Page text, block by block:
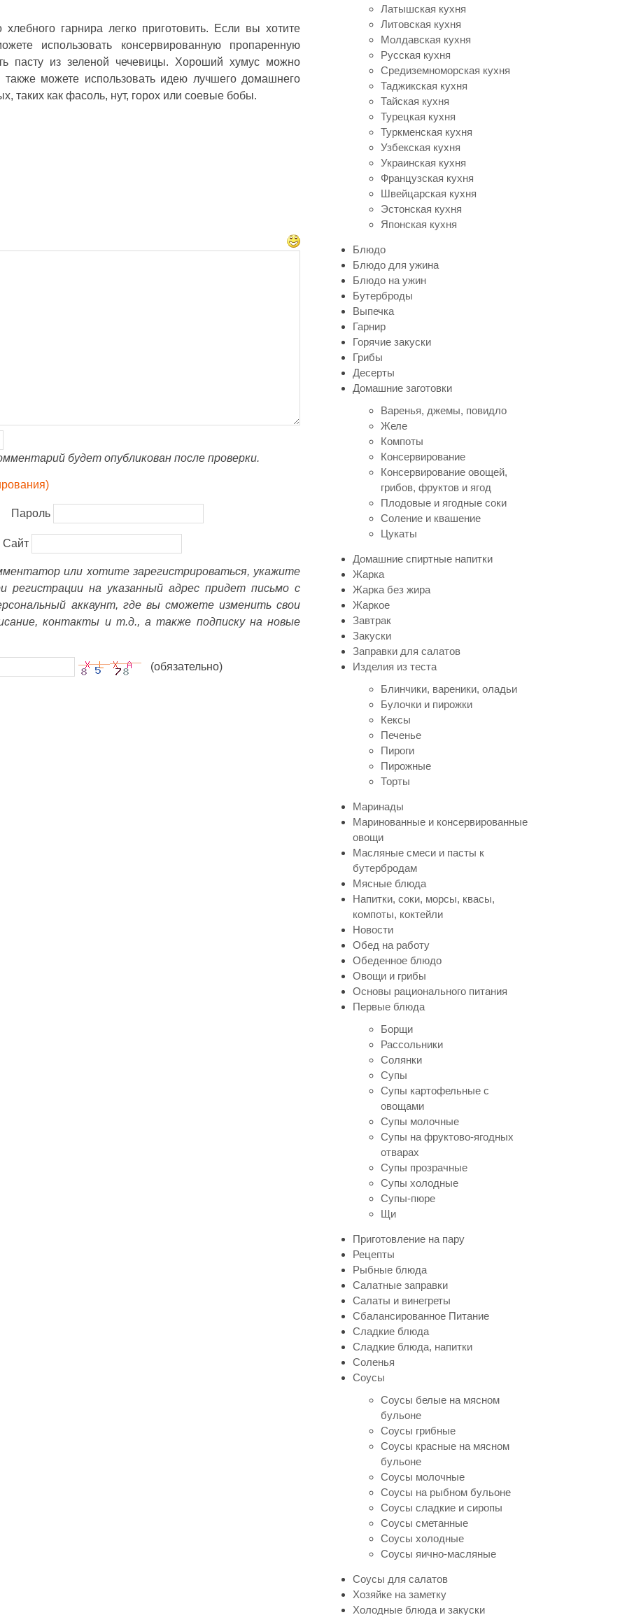
гарнира легко приготовить. Если вы хотите
использовать консервированную пропаренную
пасту из зеленой чечевицы. Хороший хумус можно
можете использовать идею лучшего домашнего
таких как фасоль, нут, горох или соевые бобы.
будет опубликован после проверки.
Пароль
Сайт
или хотите зарегистрироваться, укажите
регистрации на указанный адрес придет письмо с
аккаунт, где вы сможете изменить свои
контакты и т.д., а также подписку на новые
(обязательно)
Латышская кухня
Литовская кухня
Молдавская кухня
Русская кухня
Средиземноморская кухня
Таджикская кухня
Тайская кухня
Турецкая кухня
Туркменская кухня
Узбекская кухня
Украинская кухня
Французская кухня
Швейцарская кухня
Эстонская кухня
Японская кухня
Блюдо
Блюдо для ужина
Блюдо на ужин
Бутерброды
Выпечка
Гарнир
Горячие закуски
Грибы
Десерты
Домашние заготовки
Варенья, джемы, повидло
Желе
Компоты
Консервирование
Консервирование овощей,
грибов, фруктов и ягод
Плодовые и ягодные соки
Соление и квашение
Цукаты
Домашние спиртные напитки
Жарка
Жарка без жира
Жаркое
Завтрак
Закуски
Заправки для салатов
Изделия из теста
Блинчики, вареники, оладьи
Булочки и пирожки
Кексы
Печенье
Пироги
Пирожные
Торты
Маринады
Маринованные и консервированные
овощи
Масляные смеси и пасты к
бутербродам
Мясные блюда
Напитки, соки, морсы, квасы,
компоты, коктейли
Новости
Обед на работу
Обеденное блюдо
Овощи и грибы
Основы рационального питания
Первые блюда
Борщи
Рассольники
Солянки
Супы
Супы картофельные с
овощами
Супы молочные
Супы на фруктово-ягодных
отварах
Супы прозрачные
Супы холодные
Супы-пюре
Щи
Приготовление на пару
Рецепты
Рыбные блюда
Салатные заправки
Салаты и винегреты
Сбалансированное Питание
Сладкие блюда
Сладкие блюда, напитки
Соленья
Соусы
Соусы белые на мясном
бульоне
Соусы грибные
Соусы красные на мясном
бульоне
Соусы молочные
Соусы на рыбном бульоне
Соусы сладкие и сиропы
Соусы сметанные
Соусы холодные
Соусы яично-масляные
Соусы для салатов
Хозяйке на заметку
Холодные блюда и закуски